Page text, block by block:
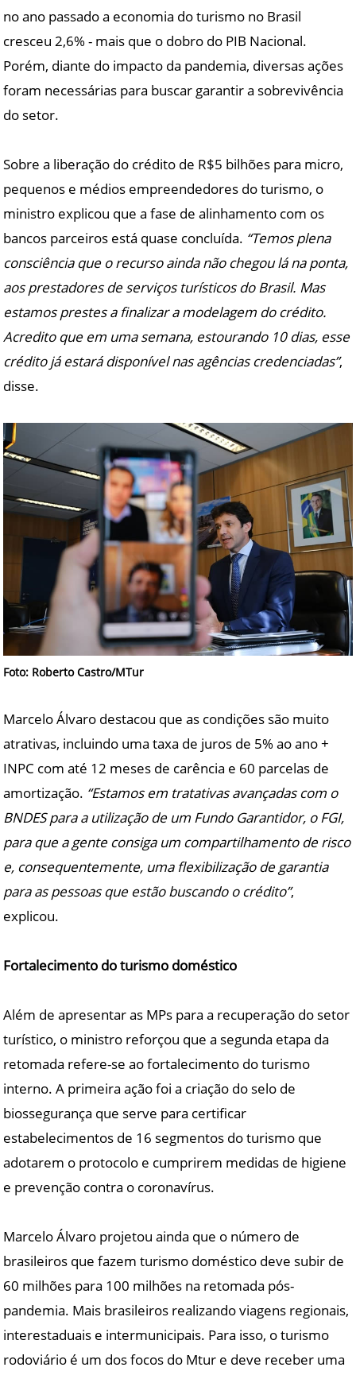
no ano passado a economia do turismo no Brasil
cresceu 2,6% - mais que o dobro do PIB Nacional.
Porém, diante do impacto da pandemia, diversas ações
foram necessárias para buscar garantir a sobrevivência
do setor.
Sobre a liberação do crédito de R$5 bilhões para micro,
pequenos e médios empreendedores do turismo, o
ministro explicou que a fase de alinhamento com os
bancos parceiros está quase concluída. “Temos plena
consciência que o recurso ainda não chegou lá na ponta,
aos prestadores de serviços turísticos do Brasil. Mas
estamos prestes a finalizar a modelagem do crédito.
Acredito que em uma semana, estourando 10 dias, esse
crédito já estará disponível nas agências credenciadas”,
disse.
Foto: Roberto Castro/MTur
Marcelo Álvaro destacou que as condições são muito
atrativas, incluindo uma taxa de juros de 5% ao ano +
INPC com até 12 meses de carência e 60 parcelas de
amortização. “Estamos em tratativas avançadas com o
BNDES para a utilização de um Fundo Garantidor, o FGI,
para que a gente consiga um compartilhamento de risco
e, consequentemente, uma flexibilização de garantia
para as pessoas que estão buscando o crédito”,
explicou.
Fortalecimento do turismo doméstico
Além de apresentar as MPs para a recuperação do setor
turístico, o ministro reforçou que a segunda etapa da
retomada refere-se ao fortalecimento do turismo
interno. A primeira ação foi a criação do selo de
biossegurança que serve para certificar
estabelecimentos de 16 segmentos do turismo que
adotarem o protocolo e cumprirem medidas de higiene
e prevenção contra o coronavírus.
Marcelo Álvaro projetou ainda que o número de
brasileiros que fazem turismo doméstico deve subir de
60 milhões para 100 milhões na retomada pós-
pandemia. Mais brasileiros realizando viagens regionais,
interestaduais e intermunicipais. Para isso, o turismo
rodoviário é um dos focos do Mtur e deve receber uma